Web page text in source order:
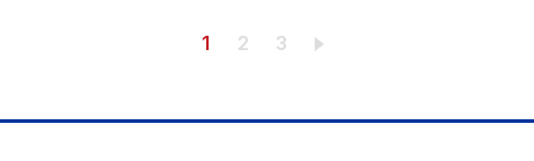
Trang hiện thời
1 Trang
2 Trang
3